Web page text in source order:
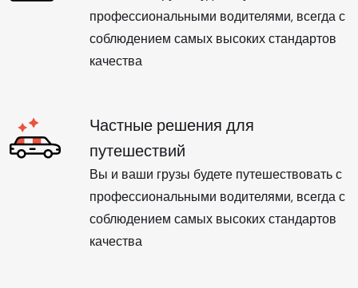
профессиональными водителями, всегда с
соблюдением самых высоких стандартов
качества
Частные решения для
путешествий
Вы и ваши грузы будете путешествовать с
профессиональными водителями, всегда с
соблюдением самых высоких стандартов
качества